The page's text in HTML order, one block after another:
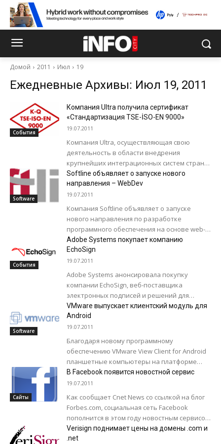
Домой 2011 Июл 19
Ежедневные Архивы: Июл 19, 2011
События
Компания Ultra получила сертификат
«Стандартизация TSE-İSO-EN 9000»
19.07.2011
Компания Ultra, осуществляющая свою
деятельность в области внедрения
крупнейших интеграционных систем страны,
достигла очередного успеха. Компания была
удостоена сертификации TSE-İSO-EN 9000 по
продаже компьютеров,...
Software
Softline объявляет о запуске нового
направления – WebDev
19.07.2011
Компания Softline объявляет о запуске
нового направления по разработке
программного обеспечения на основе web-
технологий – Softline WebDev. Теперь все
клиенты Softline – как новые,...
События
Adobe Systems покупает компанию
EchoSign
19.07.2011
Adobe Systems анонсировала покупку
компании EchoSign, веб-поставщика
электронных подписей и решений для
управления электронными подписями. В
заявлении Adobe сказано, что продукты
EchoSign станут одним...
Software
VMware выпускает клиентский модуль для
Android
19.07.2011
Благодаря новому программному
обеспечению VMware View Client for Android
планшетные компьютеры на платформе
Android станут еще более
привлекательными для корпоративных
клиентов. Клиентский модуль VMware...
Сайты
В Facebook появится новостной сервис
19.07.2011
Как сообщает Cnet News со ссылкой на блог
Forbes.com, социальная сеть Facebook
пополнится в этом году новостным сервисом.
Сообщается, что новый сервис получит
название...
Verisign поднимает цены на домены .com и
.net